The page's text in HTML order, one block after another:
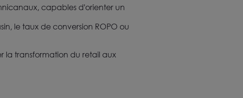
capables d'orienter un
le taux de conversion ROPO ou
la transformation du retail aux